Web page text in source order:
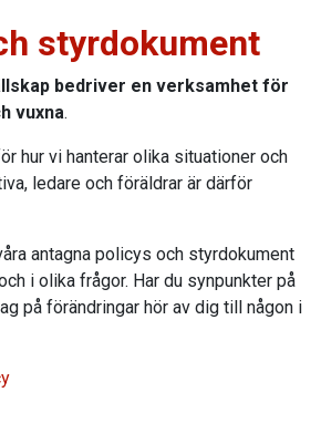
styrdokument
bedriver en verksamhet för
vuxna.
hur vi hanterar olika situationer och
ledare och föräldrar är därför
antagna policys och styrdokument
i olika frågor. Har du synpunkter på
på förändringar hör av dig till någon i